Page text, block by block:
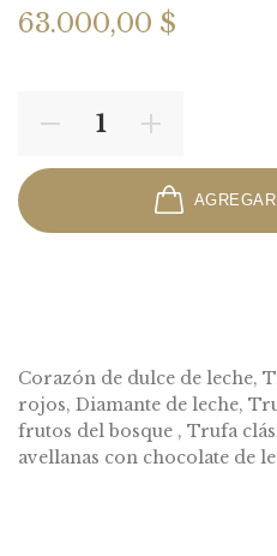
63.000,00 $
Corazón de dulce de leche,
rojos, Diamante de leche,
frutos del bosque , Trufa
avellanas con chocolate de